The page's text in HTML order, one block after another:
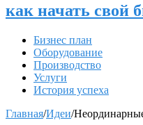
как начать свой
Бизнес план
Оборудование
Производство
Услуги
История успеха
Главная/Идеи/